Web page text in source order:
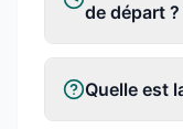
de départ ?
Quelle est